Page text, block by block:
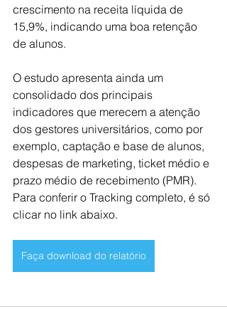
crescimento na receita líquida de
15,9%, indicando uma boa retenção
de alunos.
O estudo apresenta ainda um
consolidado dos principais
indicadores que merecem a atenção
dos gestores universitários, como por
exemplo, captação e base de alunos,
despesas de marketing, ticket médio e
prazo médio de recebimento (PMR).
Para conferir o Tracking completo, é só
clicar no link abaixo.
Faça download do relatório